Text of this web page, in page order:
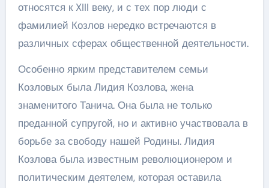
относятся к XIII веку, и с тех пор люди с
фамилией Козлов нередко встречаются в
различных сферах общественной деятельности.
Особенно ярким представителем семьи
Козловых была Лидия Козлова, жена
знаменитого Танича. Она была не только
преданной супругой, но и активно участвовала в
борьбе за свободу нашей Родины. Лидия
Козлова была известным революционером и
политическим деятелем, которая оставила